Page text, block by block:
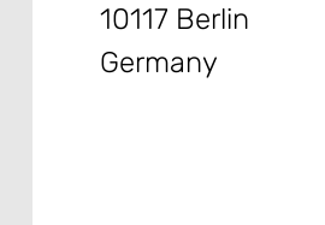
10117 Berlin
Germany